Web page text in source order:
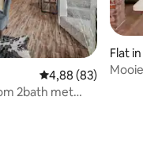
212 recensies
Gemiddelde
4,88 (83)
2bath met
Flat